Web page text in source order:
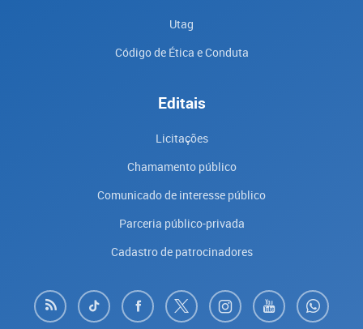
Utag
Código de Ética e Conduta
Editais
Licitações
Chamamento público
Comunicado de interesse público
Parceria público-privada
Cadastro de patrocinadores